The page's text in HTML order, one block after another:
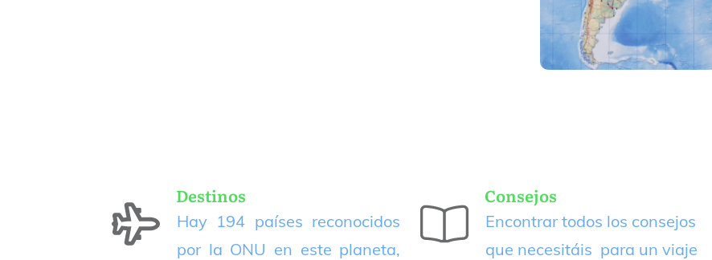
Destinos
Hay 194 países reconocidos
por la ONU en este planeta,
Consejos
Encontrar todos los consejos
que necesitáis para un viaje